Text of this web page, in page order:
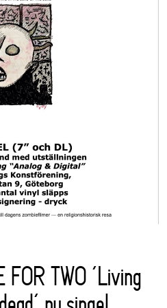
FOR TWO ‘Living